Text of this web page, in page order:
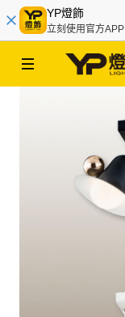
YP燈飾
立刻使用官方APP